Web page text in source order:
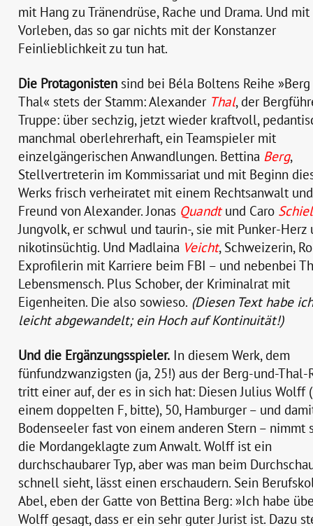
mit Hang zu Tränendrüse, Rache und Drama. Und
Vorleben, das so gar nichts mit der Konstanzer
Feinlieblichkeit zu tun hat.
Die Protagonisten sind bei Béla Boltens Reihe
Thal« stets der Stamm: Alexander Thal, der
Truppe: über sechzig, jetzt wieder kraftvoll,
manchmal oberlehrerhaft, ein Teamspieler mit
einzelgängerischen Anwandlungen. Bettina Berg,
Stellvertreterin im Kommissariat und mit Beginn
Werks frisch verheiratet mit einem Rechtsanwalt und
Freund von Alexander. Jonas Quandtund Caro
Jungvolk, er schwul und taurin-, sie mit Punker-Herz
nikotinsüchtig. Und Madlaina Veicht, Schweizerin,
Exprofilerin mit Karriere beim FBI – und nebenbei
Lebensmensch. Plus Schober, der Kriminalrat mit
Eigenheiten. Die also sowieso. (Diesen Text habe
leicht abgewandelt; ein Hoch auf Kontinuität!)
Und die Ergänzungsspieler. In diesem Werk, dem
fünfundzwanzigsten (ja, 25!) aus der Berg-und-Thal-
tritt einer auf, der es in sich hat: Diesen Julius Wolff
einem doppelten F, bitte), 50, Hamburger – und
Bodenseeler fast von einem anderen Stern – nimmt
die Mordangeklagte zum Anwalt. Wolff ist ein
durchschaubarer Typ, aber was man beim
schnell sieht, lässt einen erschaudern. Sein
Abel, eben der Gatte von Bettina Berg: »Ich habe
Wolff gesagt, dass er ein sehr guter Jurist ist. Dazu